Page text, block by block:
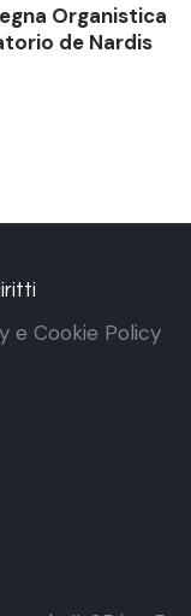
Organistica
de Nardis
e Cookie Policy